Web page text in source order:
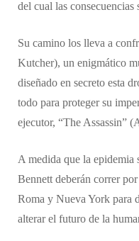
del cual las
​Su camino los lleva a
Kutcher), un enigmático
diseñado en secreto esta
todo para proteger su
ejecutor, “The Assassin”
​A medida que la epidemia
Bennett deberán correr
Roma y Nueva York para
alterar el futuro de la